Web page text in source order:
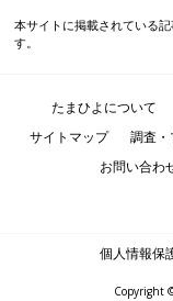
本サイトに掲載されている
す。
たまひよについて
サイトマップ
調査
お問い合わ
個人情報保
Copyright